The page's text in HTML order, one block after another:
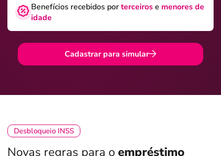
Benefícios recebidos porterceirose menores de
idade
Cadastrar para simular
Desbloqueio INSS
Novas regras para oempréstimo